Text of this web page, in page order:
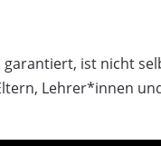
ist nicht
Lehrer*innen